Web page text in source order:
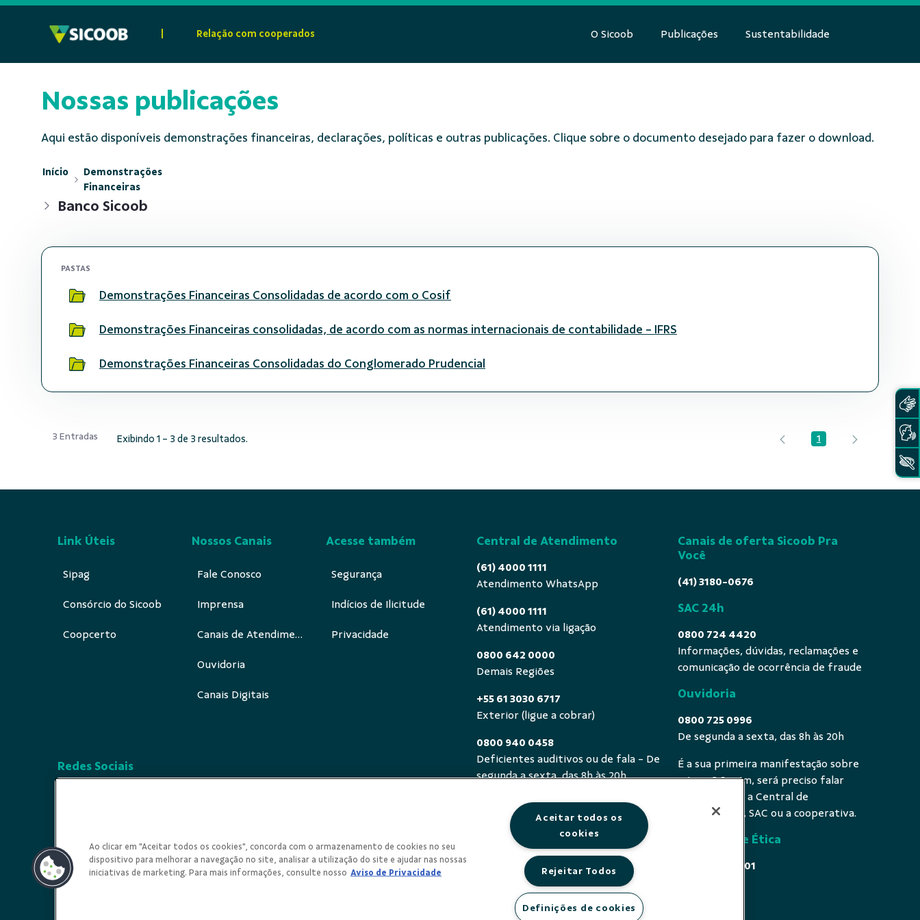
Relação com cooperados O Sicoob Publicações Sustentabilidade
Nossas publicações
Aqui estão disponíveis demonstrações financeiras, declarações, políticas e outras publicações. Clique sobre o documento desejado para fazer o download.
Início
Demonstrações
Financeiras
Banco Sicoob
PASTAS
Demonstrações Financeiras Consolidadas de acordo com o Cosif
Demonstrações Financeiras consolidadas, de acordo com as normas internacionais de contabilidade - IFRS
Demonstrações Financeiras Consolidadas do Conglomerado Prudencial
3 Entradas Exibindo 1 - 3 de 3 resultados. Página
1
Link Úteis
Sipag
Consórcio do Sicoob
Coopcerto
Nossos Canais
Fale Conosco
Imprensa
Canais de Atendimento
Ouvidoria
Canais Digitais
Acesse também
Segurança
Indícios de Ilicitude
Privacidade
Redes Sociais
Central de Atendimento
(61) 4000 1111
Atendimento WhatsApp
(61) 4000 1111
Atendimento via ligação
0800 642 0000
Demais Regiões
+55 61 3030 6717
Exterior (ligue a cobrar)
0800 940 0458
Deficientes auditivos ou de fala - De
segunda a sexta, das 8h às 20h
Canais de oferta Sicoob Pra
Você
(41) 3180-0676
SAC 24h
0800 724 4420
Informações, dúvidas, reclamações e
comunicação de ocorrência de fraude
Ouvidoria
0800 725 0996
De segunda a sexta, das 8h às 20h
É a sua primeira manifestação sobre
o tema? Se sim, será preciso falar
primeiro com a Central de
Atendimento, SAC ou a cooperativa.
Comissão de Ética
0800 646 4001
Ao clicar em "Aceitar todos os cookies", concorda com o armazenamento de cookies no seu
dispositivo para melhorar a navegação no site, analisar a utilização do site e ajudar nas nossas
iniciativas de marketing. Para mais informações, consulte nosso Aviso de Privacidade
Aceitar todos os
cookies
Rejeitar Todos
Definições de cookies